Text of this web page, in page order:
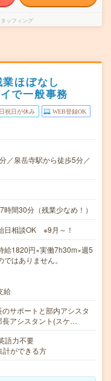
ッフィング
ほぼなし
で一般事務
祝日が休み WEB登録OK
／泉岳寺駅から徒歩5分／
間30分（残業少なめ！）
相談OK ※9月～！
1820円×実働7h30m×週5
はありません。
給
サポートと部内アシスタ
長アシスタント(スケ…
語力不要
計ができる方